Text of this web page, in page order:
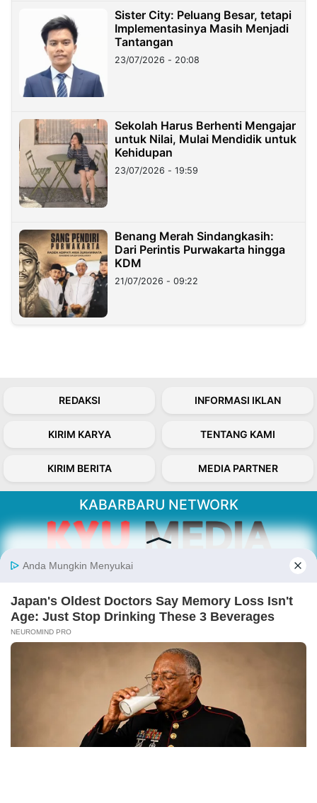
Sister City: Peluang Besar, tetapi
Implementasinya Masih Menjadi
Tantangan
23/07/2026 - 20:08
Sekolah Harus Berhenti Mengajar
untuk Nilai, Mulai Mendidik untuk
Kehidupan
23/07/2026 - 19:59
Benang Merah Sindangkasih:
Dari Perintis Purwakarta hingga
KDM
21/07/2026 - 09:22
REDAKSI INFORMASI IKLAN
KIRIM KARYA TENTANG KAMI
KIRIM BERITA MEDIA PARTNER
KABARBARU NETWORK
Kabarbaru.co menyajikan berita aktual dan
inspiratif dari sudut pandang berbaik sangka
Follow Kabarbaru